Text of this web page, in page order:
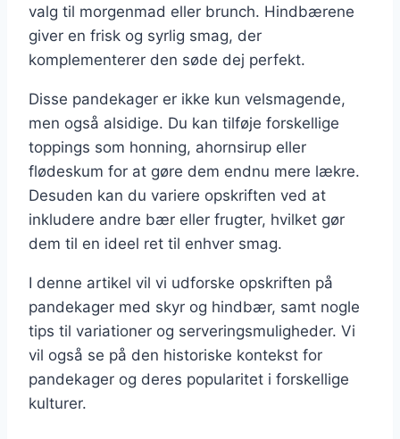
valg til morgenmad eller brunch. Hindbærene
giver en frisk og syrlig smag, der
komplementerer den søde dej perfekt.
Disse pandekager er ikke kun velsmagende,
men også alsidige. Du kan tilføje forskellige
toppings som honning, ahornsirup eller
flødeskum for at gøre dem endnu mere lækre.
Desuden kan du variere opskriften ved at
inkludere andre bær eller frugter, hvilket gør
dem til en ideel ret til enhver smag.
I denne artikel vil vi udforske opskriften på
pandekager med skyr og hindbær, samt nogle
tips til variationer og serveringsmuligheder. Vi
vil også se på den historiske kontekst for
pandekager og deres popularitet i forskellige
kulturer.